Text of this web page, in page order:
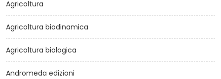
Agricoltura
Agricoltura biodinamica
Agricoltura biologica
Andromeda edizioni